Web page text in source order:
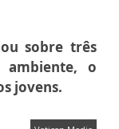
sobre três
o
jovens.